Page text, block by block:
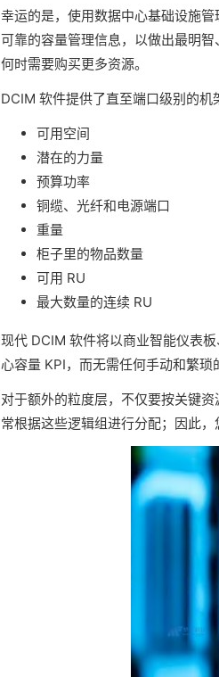
幸运的是，使用数据中心基础设施
可靠的容量管理信息，以做出最明
何时需要购买更多资源。
DCIM 软件提供了直至端口级别的机
可用空间
潜在的力量
预算功率
铜缆、光纤和电源端口
重量
柜子里的物品数量
可用 RU
最大数量的连续 RU
现代 DCIM 软件将以商业智能仪表
心容量 KPI，而无需任何手动和繁琐
对于额外的粒度层，不仅要按关键
常根据这些逻辑组进行分配；因此